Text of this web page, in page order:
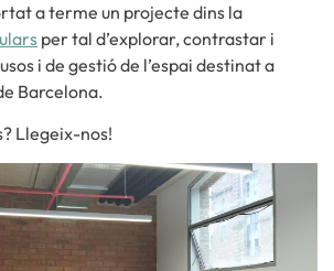
a terme un projecte dins la
per tal d’explorar, contrastar i
i de gestió de l’espai destinat a
Barcelona.
Llegeix-nos!